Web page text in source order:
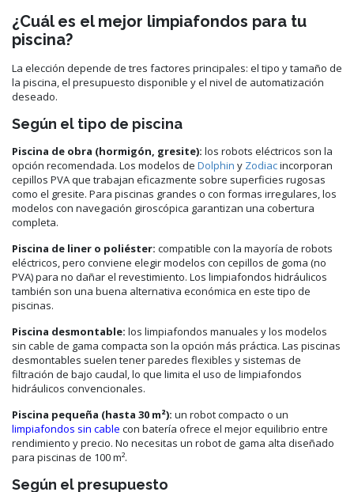
¿Cuál es el mejor limpiafondos para tu
piscina?
La elección depende de tres factores principales: el tipo y tamaño de
la piscina, el presupuesto disponible y el nivel de automatización
deseado.
Según el tipo de piscina
Piscina de obra (hormigón, gresite): los robots eléctricos son la
opción recomendada. Los modelos de Dolphin y Zodiacincorporan
cepillos PVA que trabajan eficazmente sobre superficies rugosas
como el gresite. Para piscinas grandes o con formas irregulares, los
modelos con navegación giroscópica garantizan una cobertura
completa.
Piscina de liner o poliéster: compatible con la mayoría de robots
eléctricos, pero conviene elegir modelos con cepillos de goma (no
PVA) para no dañar el revestimiento. Los limpiafondos hidráulicos
también son una buena alternativa económica en este tipo de
piscinas.
Piscina desmontable: los limpiafondos manuales y los modelos
sin cable de gama compacta son la opción más práctica. Las piscinas
desmontables suelen tener paredes flexibles y sistemas de
filtración de bajo caudal, lo que limita el uso de limpiafondos
hidráulicos convencionales.
Piscina pequeña (hasta 30 m²): un robot compacto o un
limpiafondos sin cable con batería ofrece el mejor equilibrio entre
rendimiento y precio. No necesitas un robot de gama alta diseñado
para piscinas de 100 m².
Según el presupuesto